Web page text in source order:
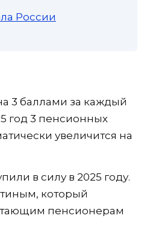
России
3 баллами за каждый
год 3 пенсионных
увеличится на
в силу в 2025 году.
который
пенсионерам